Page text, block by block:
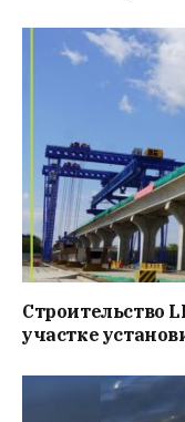
Строительство
участке